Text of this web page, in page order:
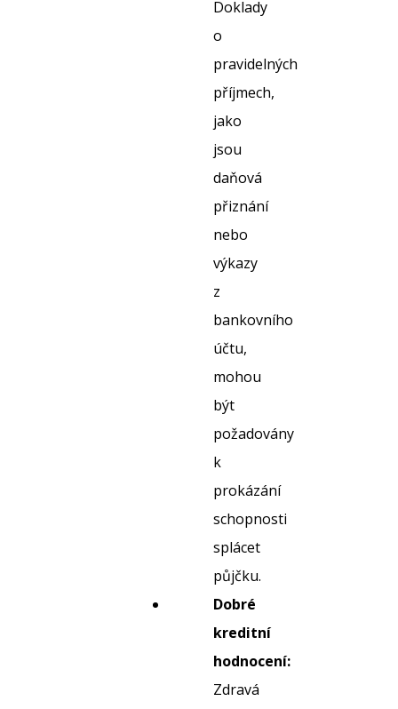
Doklady
o
pravidelných
příjmech,
jako
jsou
daňová
přiznání
nebo
výkazy
z
bankovního
účtu,
mohou
být
požadovány
k
prokázání
schopnosti
splácet
půjčku.
Dobré
kreditní
hodnocení:
Zdravá